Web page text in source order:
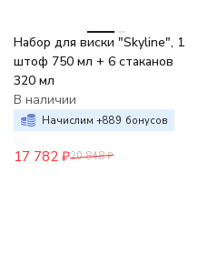
Набор для виски "Skyline", 1
штоф 750 мл + 6 стаканов
320 мл
В наличии
Начислим +889 бонусов
17 782 ₽20 848 ₽